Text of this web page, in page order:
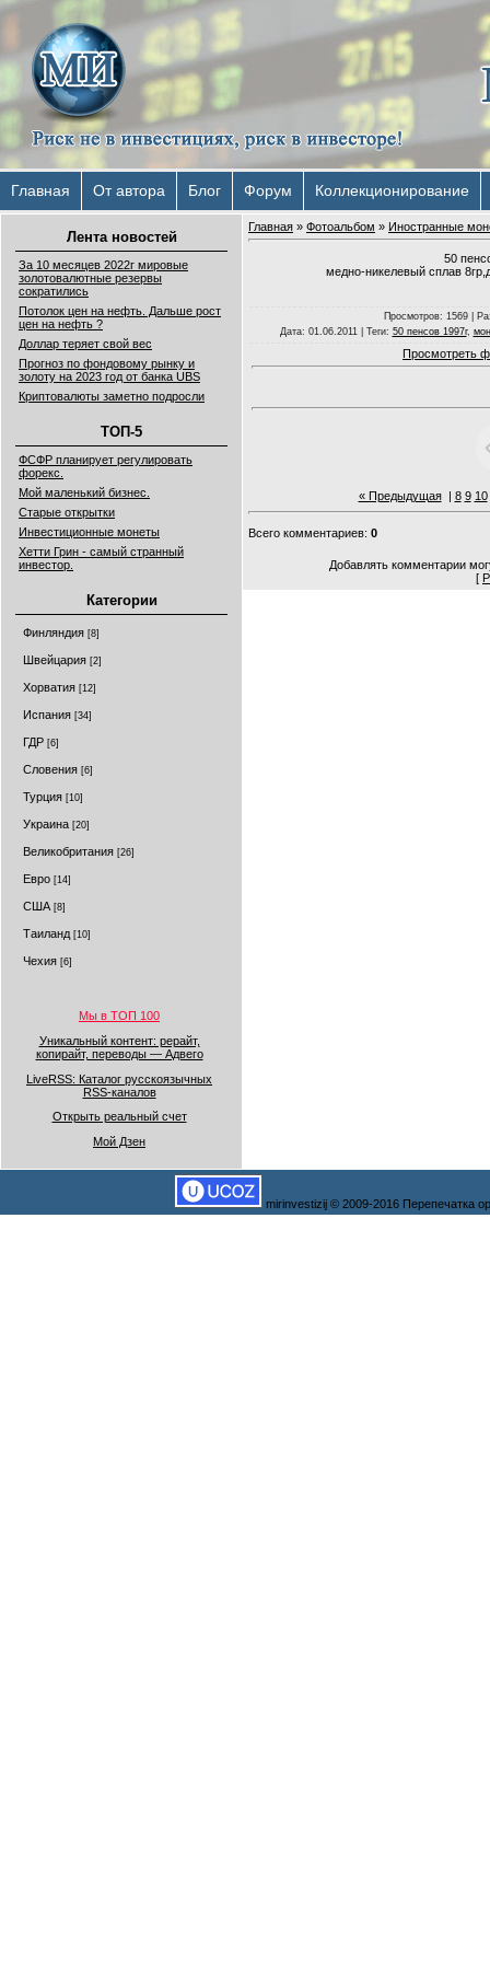
Главная От автора Блог Форум Коллекционирование
Лента новостей
За 10 месяцев 2022г мировые
золотовалютные резервы
сократились
Потолок цен на нефть. Дальше рост
цен на нефть ?
Доллар теряет свой вес
Прогноз по фондовому рынку и
золоту на 2023 год от банка UBS
Криптовалюты заметно подросли
ТОП-5
ФСФР планирует регулировать
форекс.
Мой маленький бизнес.
Старые открытки
Инвестиционные монеты
Хетти Грин - самый странный
инвестор.
Категории
Финляндия [8]
Швейцария [2]
Хорватия [12]
Испания [34]
ГДР [6]
Cловения [6]
Турция [10]
Украина [20]
Великобритания [26]
Евро [14]
CША [8]
Таиланд [10]
Чехия [6]
Мы в ТОП 100
Уникальный контент: рерайт,
копирайт, переводы — Адвего
LiveRSS: Каталог русскоязычных
RSS-каналов
Открыть реальный счет
Мой Дзен
Главная » Фотоальбом » Иностранные
50
медно-никелевый сплав
Просмотров: 1569 |
Дата: 01.06.2011 | Теги: 50 пенсов 1997г,
Просмотреть
« Предыдущая| 8 9 10
Всего комментариев: 0
Добавлять комментарии
[
mirinvestizij © 2009-2016 Перепечатка